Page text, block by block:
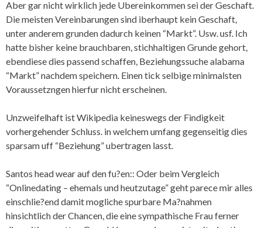
Aber gar nicht wirklich jede Ubereinkommen sei der Geschaft.
Die meisten Vereinbarungen sind iberhaupt kein Geschaft,
unter anderem grunden dadurch keinen “Markt”. Usw. usf. Ich
hatte bisher keine brauchbaren, stichhaltigen Grunde gehort,
ebendiese dies passend schaffen, Beziehungssuche alabama
“Markt” nachdem speichern. Einen tick selbige minimalsten
Voraussetzngen hierfur nicht erscheinen.
Unzweifelhaft ist Wikipedia keineswegs der Findigkeit
vorhergehender Schluss. in welchem umfang gegenseitig dies
sparsam uff “Beziehung” ubertragen lasst.
Santos head wear auf den fu?en:: Oder beim Vergleich
“Onlinedating – ehemals und heutzutage” geht parece mir alles
einschlie?end damit mogliche spurbare Ma?nahmen
hinsichtlich der Chancen, die eine sympathische Frau ferner